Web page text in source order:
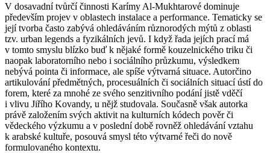
V dosavadní tvůrčí činnosti Karímy Al-Mukhtarové dominuje
především projev v oblastech instalace a performance. Tematicky se
její tvorba často zabývá ohledáváním různorodých mýtů z oblasti
tzv. urban legends a fyzikálních jevů. I když řada jejích prací má
v tomto smyslu blízko buď k nějaké formě kouzelnického triku či
naopak laboratorního nebo i sociálního průzkumu, výsledkem
nebývá pointa či informace, ale spíše výtvarná situace. Autorčino
artikulování předmětných, procesuálních či sociálních situací ústí do
forem, které za mnohé ze svého senzitivního podání jistě vděčí
i vlivu Jiřího Kovandy, u nějž studovala. Současně však autorka
právě založením svých aktivit na kulturních kódech pověr či
vědeckého výzkumu a v poslední době rovněž ohledávání vztahu
k arabské kultuře, posouvá smysl této výtvarné řeči do nově
formulovaného kontextu.